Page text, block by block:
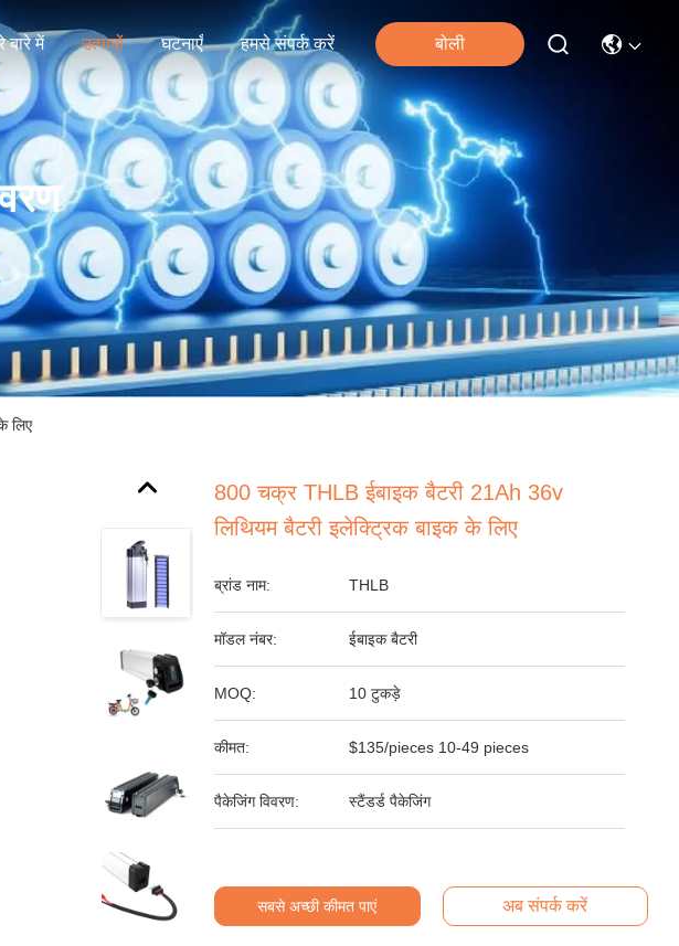
बारे में उत्पादों घटनाएँ हमसे संपर्क करें बोली
लिए
800 चक्र THLB ईबाइक बैटरी 21Ah 36v
लिथियम बैटरी इलेक्ट्रिक बाइक के लिए
ब्रांड नाम: THLB
मॉडल नंबर: ईबाइक बैटरी
MOQ: 10 टुकड़े
कीमत: $135/pieces 10-49 pieces
पैकेजिंग विवरण: स्टैंडर्ड पैकेजिंग
सबसे अच्छी कीमत पाएं अब संपर्क करें